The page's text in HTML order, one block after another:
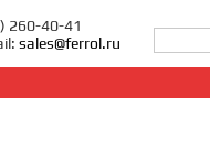
260-40-41
sales@ferrol.ru